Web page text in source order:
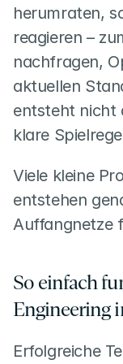
herumraten,
reagieren –
nachfragen,
aktuellen
entsteht nicht
klare
Viele kleine
entstehen
Auffangnetze
So einfach
Engineering
Erfolgreiche